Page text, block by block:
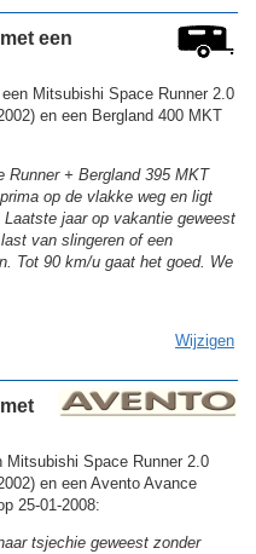
een
Mitsubishi Space Runner 2.0
en een Bergland 400 MKT
+ Bergland 395 MKT
op de vlakke weg en ligt
jaar op vakantie geweest
van slingeren of een
Tot 90 km/u gaat het goed. We
Wijzigen
Mitsubishi Space Runner 2.0
en een Avento Avance
25-01-2008:
tsjechie geweest zonder